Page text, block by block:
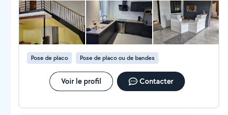
Pose de placo Pose de placo ou de bandes
Voir le profil Contacter